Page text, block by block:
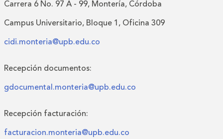
Carrera 6 No. 97 A - 99, Montería, Córdoba
Campus Universitario, Bloque 1, Oficina 309
cidi.monteria@upb.edu.co
Recepción documentos:
gdocumental.monteria@upb.edu.co
Recepción facturación:
facturacion.monteria@upb.edu.co